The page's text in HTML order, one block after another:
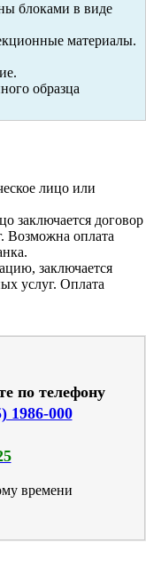
блоками в виде
материалы.
образца
лицо или
заключается договор
Возможна оплата
заключается
услуг. Оплата
по телефону
1986-000
времени